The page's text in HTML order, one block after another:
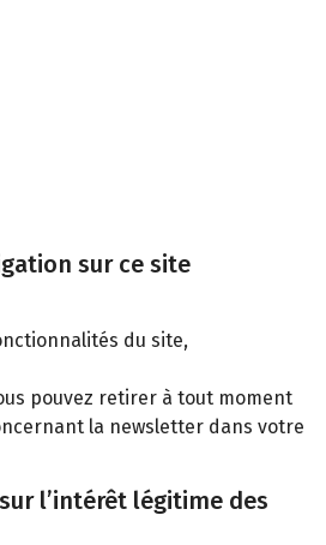
sur ce site
du site,
pouvez retirer à tout moment
la newsletter dans votre
l’intérêt légitime des